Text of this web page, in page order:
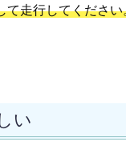
て走行してください
い